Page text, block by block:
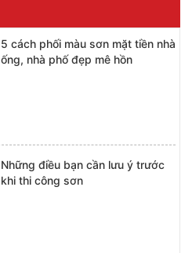
5 cách phối màu sơn mặt tiền nhà
ống, nhà phố đẹp mê hồn
Những điều bạn cần lưu ý trước
khi thi công sơn